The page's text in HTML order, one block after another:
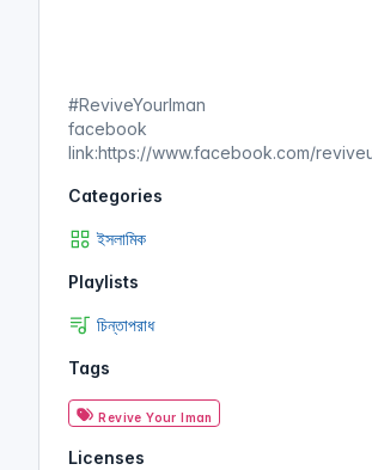
#ReviveYourIman
facebook
link:https://www.facebook.com/
Categories
ইসলামিক
Playlists
চিন্তাপরাধ
Tags
Revive Your Iman
Licenses